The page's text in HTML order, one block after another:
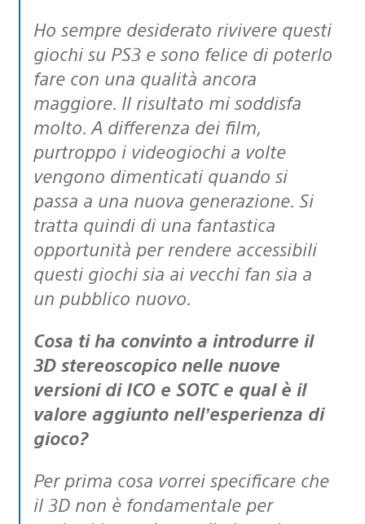
Ho sempre desiderato rivivere questi
giochi su PS3 e sono felice di poterlo
fare con una qualità ancora
maggiore. Il risultato mi soddisfa
molto. A differenza dei film,
purtroppo i videogiochi a volte
vengono dimenticati quando si
passa a una nuova generazione. Si
tratta quindi di una fantastica
opportunità per rendere accessibili
questi giochi sia ai vecchi fan sia a
un pubblico nuovo.
Cosa ti ha convinto a introdurre il
3D stereoscopico nelle nuove
versioni di ICO e SOTC e qual è il
valore aggiunto nell’esperienza di
gioco?
Per prima cosa vorrei specificare che
il 3D non è fondamentale per